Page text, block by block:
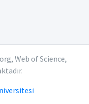
Web of Science,